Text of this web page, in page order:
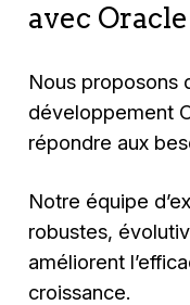
avec
Nous proposons
développement
répondre aux
Notre équipe
robustes,
améliorent
croissance.